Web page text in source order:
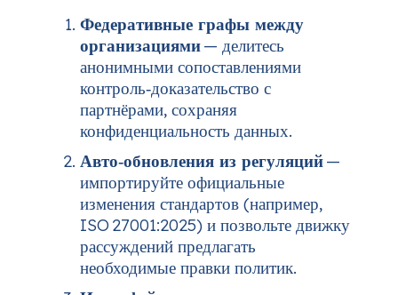
Федеративные графы между
организациями— делитесь
анонимными сопоставлениями
контроль‑доказательство с
партнёрами, сохраняя
конфиденциальность данных.
Авто‑обновления из регуляций—
импортируйте официальные
изменения стандартов (например,
ISO 27001:2025) и позвольте движку
рассуждений предлагать
необходимые правки политик.